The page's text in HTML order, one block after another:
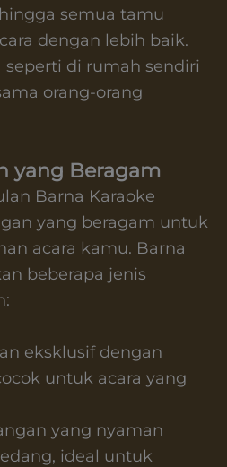
semua tamu
dengan lebih baik.
seperti di rumah sendiri
orang-orang
yang Beragam
Barna Karaoke
yang beragam untuk
acara kamu. Barna
beberapa jenis
eksklusif dengan
untuk acara yang
yang nyaman
ideal untuk